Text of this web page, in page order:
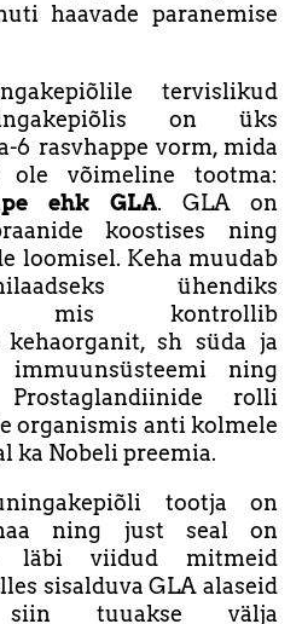
haavade paranemise
tervislikud
on üks
6 rasvhappe vorm, mida
võimeline tootma:
ehk GLA. GLA on
koostises ning
loomisel. Keha muudab
ühendiks
mis kontrollib
sh süda ja
immuunsüsteemi ning
rolli
organismis anti kolmele
ka Nobeli preemia.
tootja on
ning just seal on
läbi viidud mitmeid
sisalduva GLA alaseid
tuuakse välja